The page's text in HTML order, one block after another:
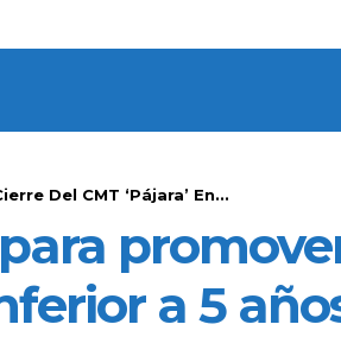
Del CMT ‘Pájara’ En...
a 5